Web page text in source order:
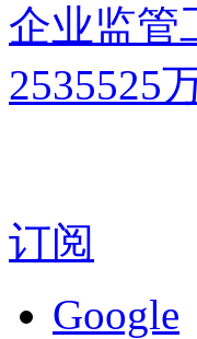
企业监管
2535525
订阅
Google